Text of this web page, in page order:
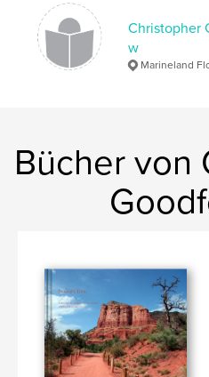
Christopher
w
Marineland
Bücher von